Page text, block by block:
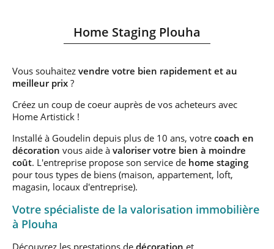
Home Staging Plouha
Vous souhaitez vendre votre bien rapidement et au
meilleur prix ?
Créez un coup de coeur auprès de vos acheteurs avec
Home Artistick !
Installé à Goudelin depuis plus de 10 ans, votre coach en
décoration vous aide à valoriser votre bien à moindre
coût. L'entreprise propose son service de home staging
pour tous types de biens (maison, appartement, loft,
magasin, locaux d'entreprise).
Votre spécialiste de la valorisation immobilière
à Plouha
Découvrez les prestations de décoration et